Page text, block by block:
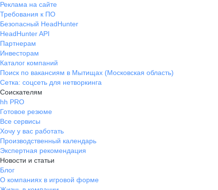
Реклама на сайте
Требования к ПО
Безопасный HeadHunter
HeadHunter API
Партнерам
Инвесторам
Каталог компаний
Поиск по вакансиям в Мытищах (Московская область)
Сетка: соцсеть для нетворкинга
Соискателям
hh PRO
Готовое резюме
Все сервисы
Хочу у вас работать
Производственный календарь
Экспертная рекомендация
Новости и статьи
Блог
О компаниях в игровой форме